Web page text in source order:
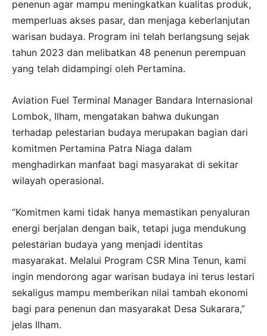
penenun agar mampu meningkatkan kualitas produk,
memperluas akses pasar, dan menjaga keberlanjutan
warisan budaya. Program ini telah berlangsung sejak
tahun 2023 dan melibatkan 48 penenun perempuan
yang telah didampingi oleh Pertamina.
Aviation Fuel Terminal Manager Bandara Internasional
Lombok, Ilham, mengatakan bahwa dukungan
terhadap pelestarian budaya merupakan bagian dari
komitmen Pertamina Patra Niaga dalam
menghadirkan manfaat bagi masyarakat di sekitar
wilayah operasional.
“Komitmen kami tidak hanya memastikan penyaluran
energi berjalan dengan baik, tetapi juga mendukung
pelestarian budaya yang menjadi identitas
masyarakat. Melalui Program CSR Mina Tenun, kami
ingin mendorong agar warisan budaya ini terus lestari
sekaligus mampu memberikan nilai tambah ekonomi
bagi para penenun dan masyarakat Desa Sukarara,”
jelas Ilham.